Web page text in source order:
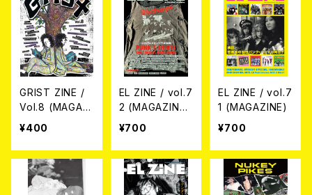
don '77: The
Lost Archive
GRIST ZINE /
Vol.8 (MAGAZI
NE)
¥400
EL ZINE / vol.7
2 (MAGAZINE)
¥700
EL ZINE / vol.7
1 (MAGAZINE)
¥700